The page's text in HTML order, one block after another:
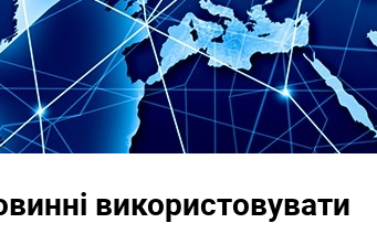
використовувати